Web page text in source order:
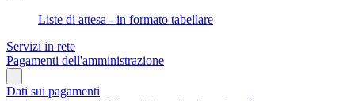
Liste di attesa - in formato tabellare
Servizi in rete
Pagamenti dell'amministrazione
Dati sui pagamenti